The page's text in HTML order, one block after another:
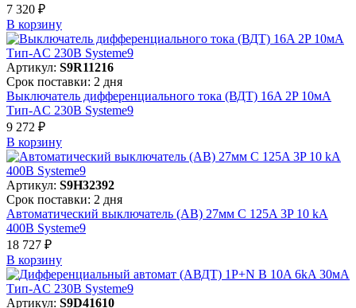
7 320 ₽
В корзинy
Артикул: S9R11216
Срок поставки: 2 дня
Выключатель дифференциального тока (ВДТ) 16A 2P 10мА
Тип-AC 230В Systeme9
9 272 ₽
В корзинy
Артикул: S9H32392
Срок поставки: 2 дня
Автоматический выключатель (АВ) 27мм C 125A 3P 10 kA
400В Systeme9
18 727 ₽
В корзинy
Артикул: S9D41610